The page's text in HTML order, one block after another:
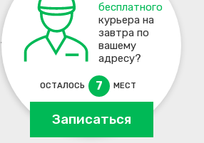
бесплатного
курьера на
завтра по
вашему
адресу?
ОСТАЛОСЬ 7 МЕСТ
Записаться
+7 495 137-93-17